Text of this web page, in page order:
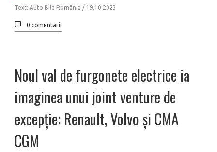
Text: Auto Bild România / 19.10.2023
0 comentarii
Noul val de furgonete electrice ia
imaginea unui joint venture de
excepție: Renault, Volvo și CMA
CGM